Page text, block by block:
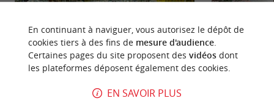
Visiter Andernos-les-Bains et ses ports
Incontournable
Top 10 des
En continuant à naviguer, vous autorisez le dépôt de
cookies tiers à des fins de mesure d'audience.
Certaines pages du site proposent des vidéosdont
les plateformes déposent également des cookies.
EN SAVOIR PLUS